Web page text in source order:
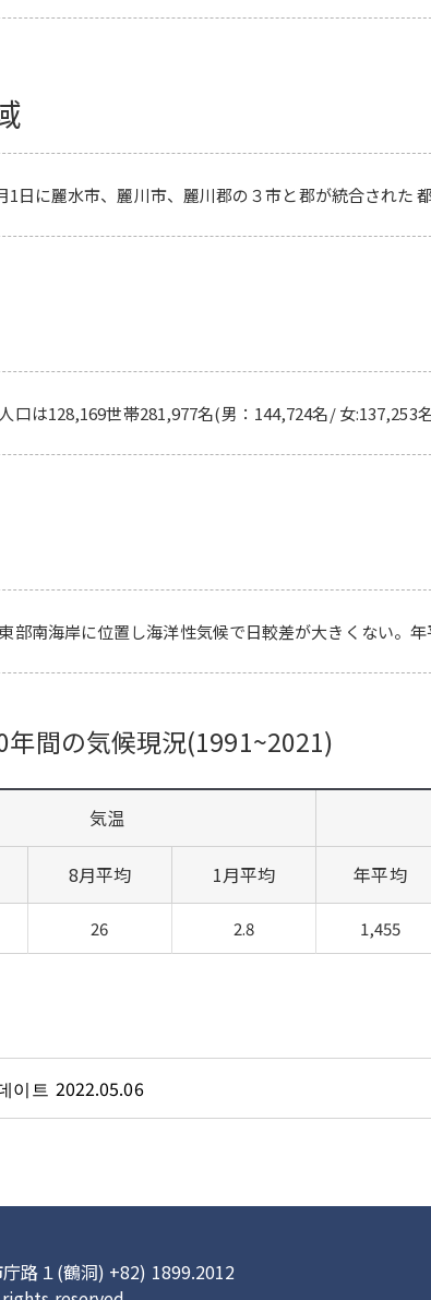
1日に麗水市、麗川市、麗川郡の３市と郡が統合された
口は128,169世帯281,977名(男：144,724名/ 女:137,253
部南海岸に位置し海洋性気候で日較差が大きくない。
年間の気候現況(1991~2021)
気温
8月平均 1月平均 年平均
26 2.8 1,455
이트 2022.05.06
路１(鶴洞) +82) 1899.2012